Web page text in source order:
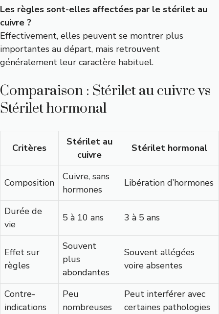
Les règles sont-elles affectées par le stérilet au
cuivre ?
Effectivement, elles peuvent se montrer plus
importantes au départ, mais retrouvent
généralement leur caractère habituel.
Comparaison : Stérilet au cuivre vs
Stérilet hormonal
Critères
Stérilet au
cuivre
Stérilet hormonal
Composition
Cuivre, sans
hormones
Libération d’hormones
Durée de
vie
5 à 10 ans 3 à 5 ans
Effet sur
règles
Souvent
plus
abondantes
Souvent allégées
voire absentes
Contre-
indications
Peu
nombreuses
Peut interférer avec
certaines pathologies